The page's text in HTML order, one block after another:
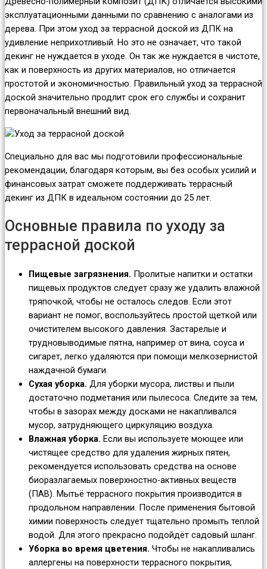
эксплуатационными данными по сравнению с аналогами из
дерева. При этом уход за террасной доской из ДПК на
удивление неприхотливый. Но это не означает, что такой
декинг не нуждается в уходе. Он так же нуждается в чистоте,
как и поверхность из других материалов, но отличается
простотой и экономичностью. Правильный уход за террасной
доской значительно продлит срок его службы и сохранит
первоначальный внешний вид.
Специально для вас мы подготовили профессиональные
рекомендации, благодаря которым, вы без особых усилий и
финансовых затрат сможете поддерживать террасный
декинг из ДПК в идеальном состоянии до 25 лет.
Основные правила по уходу за
террасной доской
Пищевые загрязнения. Пролитые напитки и остатки
пищевых продуктов следует сразу же удалить влажной
тряпочкой, чтобы не осталось следов. Если этот
вариант не помог, воспользуйтесь простой щеткой или
очистителем высокого давления. Застарелые и
трудновыводимые пятна, например от вина, соуса и
сигарет, легко удаляются при помощи мелкозернистой
наждачной бумаги.
Сухая уборка. Для уборки мусора, листвы и пыли
достаточно подметания или пылесоса. Следите за тем,
чтобы в зазорах между досками не накапливался
мусор, затрудняющего циркуляцию воздуха.
Влажная уборка. Если вы используете моющее или
чистящее средство для удаления жирных пятен,
рекомендуется использовать средства на основе
биоразлагаемых поверхностно-активных веществ
(ПАВ). Мытьё террасного покрытия производится в
продольном направлении. После применения бытовой
химии поверхность следует тщательно промыть теплой
водой. Для этого прекрасно подойдёт садовый шланг.
Уборка во время цветения. Чтобы не накапливались
аллергены на поверхности террасного покрытия,